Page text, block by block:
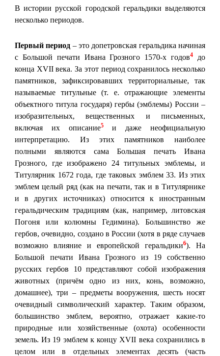
В истории русской городской геральдики выделяются
несколько периодов.
Первый период – это допетровская геральдика начиная
с Большой печати Ивана Грозного 1570-х годов4
до
конца XVII века. За этот период сохранилось несколько
памятников, зафиксировавших территориальные, так
называемые титульные (т. е. отражающие элементы
объектного титула государя) гербы (эмблемы) России –
изобразительных, вещественных и письменных,
включая их описание5и даже неофициальную
интерпретацию. Из этих памятников наиболее
полными являются сама Большая печать Ивана
Грозного, где изображено 24 титульных эмблемы, и
Титулярник 1672 года, где таковых эмблем 33. Из этих
эмблем целый ряд (как на печати, так и в Титулярнике
и в других источниках) относится к иностранным
геральдическим традициям (как, например, литовская
Погоня или колюмны Гедимина). Большинство же
гербов, очевидно, создано в России (хотя в ряде случаев
возможно влияние и европейской геральдики6). На
Большой печати Ивана Грозного из 19 собственно
русских гербов 10 представляют собой изображения
животных (причём одно из них, конь, возможно,
домашнее), три – предметы вооружения, шесть носят
очевидный символический характер. Таким образом,
большинство эмблем, вероятно, отражает какие-то
природные или хозяйственные (охота) особенности
земель. Из 19 эмблем к концу XVII века сохранились в
целом или в отдельных элементах десять (часть